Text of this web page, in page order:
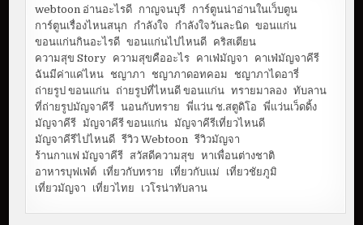
webtoon อ่านอะไรดี กาญจนบุรี การ์ตูนน่าอ่านในเว็บตูน
การ์ตูนเรื่องไหนสนุก
กำลังใจ กำลังใจวันละนิด ขอนแก่น
ขอนแก่นกินอะไรดี ขอนแก่นไปไหนดี คริสเตียน
ความสุข Story ความสุขคืออะไร คาเฟ่มัญจา
คาเฟ่มัญจาคีรี
ฉันมีค่าแค่ไหน ชญาภา ชญาภาดอทคอม
ชญาภาไดอารี่
ถ่ายรูป ขอนแก่น ถ่ายรูปที่ไหนดี ขอนแก่น ทรายมาลอง ทับลาน
ที่ถ่ายรูปมัญจาคีรี นอนกับทราย พี่แว่น ช.สตูดิโอ
พี่แว่นเว็ดดิ้ง
มัญจาคีรี มัญจาคีรี ขอนแก่น มัญจาคีรีเที่ยวไหนดี
มัญจาคีรีไปไหนดี รีวิว Webtoon
รีวิวมัญจา
ร้านกาแฟ มัญจาคีรี สวัสดีความสุข
หาเพื่อนต่างชาติ
อาหารบุฟเฟ่ต์ เที่ยวกับทราย เที่ยวกับแม่
เที่ยวชัยภูมิ
เที่ยวมัญจา
เที่ยวไทย เวโรน่าทับลาน